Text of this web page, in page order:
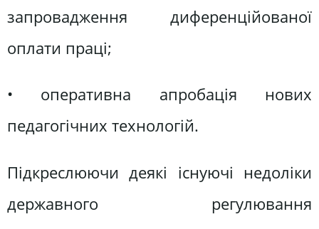
запровадження диференційованої
оплати праці;
• оперативна апробація нових
педагогічних технологій.
Підкреслюючи деякі існуючі недоліки
державного регулювання